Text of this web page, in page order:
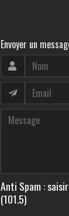
Envoyer un
Anti Spam :
(101.5)